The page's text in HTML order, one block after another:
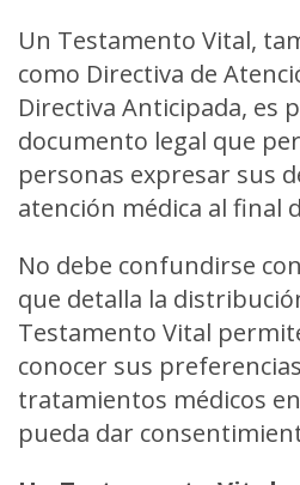
Un Testamento Vital,
como Directiva de
Directiva Anticipada, es
documento legal que
personas expresar sus
atención médica al final
No debe confundirse
que detalla la
Testamento Vital
conocer sus
tratamientos médicos
pueda dar